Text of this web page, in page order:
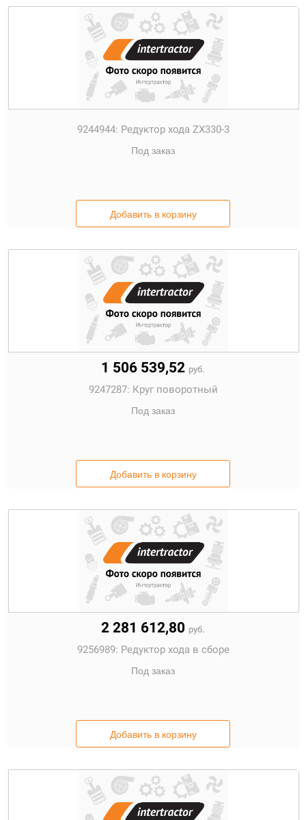
9244944: Редуктор хода ZX330-3
Под заказ
Добавить в корзину
1 506 539,52 руб.
9247287: Круг поворотный
Под заказ
Добавить в корзину
2 281 612,80 руб.
9256989: Редуктор хода в сборе
Под заказ
Добавить в корзину